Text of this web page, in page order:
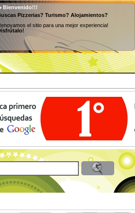
Bienvenido!!!
Pizzerias? Turismo? Alojamientos?
el sitio para una mejor experiencia!